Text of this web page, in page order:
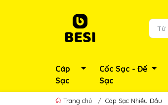
Cáp
Sạc
Cốc Sạc - Đế
Sạc
Trang chủ / Cáp Sạc Nhiều Đầu